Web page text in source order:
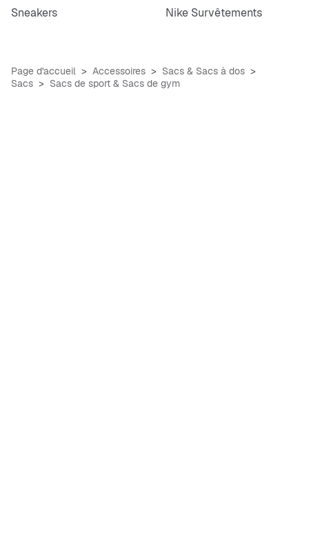
Sneakers
Nike Survêtements
Page d'accueil Accessoires
Sacs & Sacs à dos
Sacs
Sacs de sport & Sacs de gym